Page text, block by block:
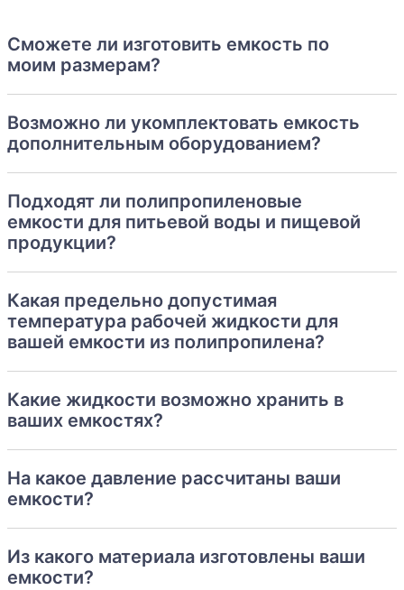
Сможете ли изготовить емкость по
моим размерам?
Возможно ли укомплектовать емкость
дополнительным оборудованием?
Подходят ли полипропиленовые
емкости для питьевой воды и пищевой
продукции?
Какая предельно допустимая
температура рабочей жидкости для
вашей емкости из полипропилена?
Какие жидкости возможно хранить в
ваших емкостях?
На какое давление рассчитаны ваши
емкости?
Из какого материала изготовлены ваши
емкости?